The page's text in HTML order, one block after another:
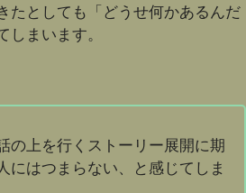
たとしても「どうせ何かあるんだ
まいます。
の上を行くストーリー展開に期
にはつまらない、と感じてしま